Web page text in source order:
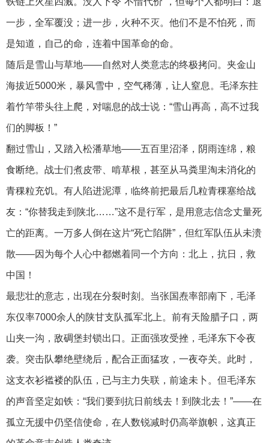
一步，全军覆没；进一步，火种不灭。他们不是不怕死，而
是知道，自己的命，连着中国革命的命。
随后是雪山与草地——自然对人类意志的终极拷问。夹金山
海拔近5000米，暴风雪中，空气稀薄，让人窒息。毛泽东拄
着竹竿带头往上爬，对喘息的战士说：“雪山再高，高不过我
们的脚板！”
翻过雪山，又踏入松潘草地——五百里沼泽，阴雨连绵，粮
食断绝。战士们煮皮带、啃草根，甚至从马粪里淘未消化的
青稞粒充饥。有人陷进泥潭，临终前把最后几粒青稞塞给战
友：“你替我走到陕北……”这不是行军，是用意志信念丈量死
亡的距离。一万多人倒在这片“死亡陷阱”，但红军队伍从未溃
散——因为每个人心中都燃着同一个方向：北上，抗日，救
中国！
最悲壮的意志，出现在分裂时刻。当张国焘率部南下，毛泽
东仅率7000余人的陕甘支队孤军北上。前有天险腊子口，两
山夹一沟，敌碉堡封锁出口。正面强攻受挫，毛泽东下令夜
袭。突击队攀绝壁绕后，配合正面猛攻，一夜夺关。此时，
这支衣衫褴褛的队伍，已与主力失联，前途未卜。但毛泽东
的声音坚定如铁：“我们要到抗日前线去！到陕北去！”——在
孤立无援中仍坚信使命，在人数锐减时仍高举旗帜，这真正